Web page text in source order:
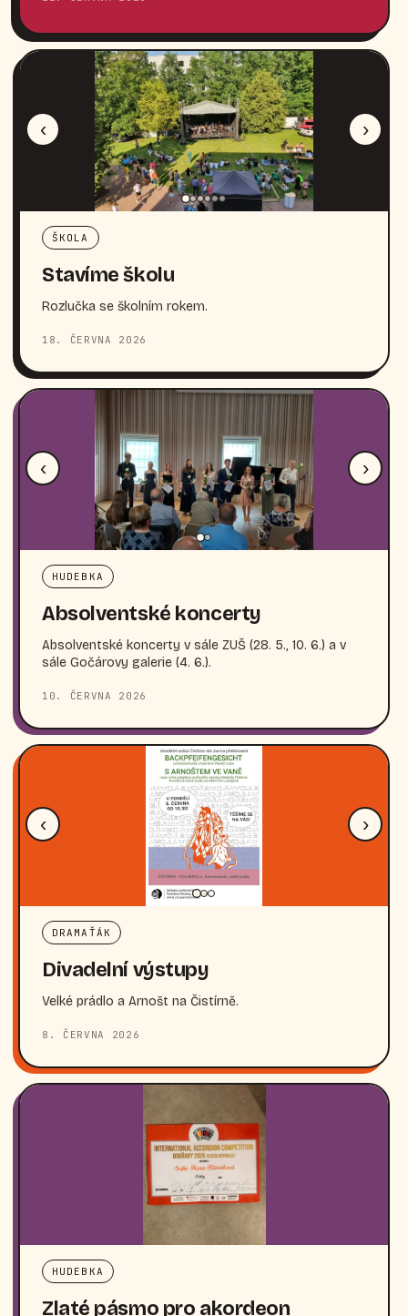
‹ ›
ŠKOLA
Stavíme školu
Rozlučka se školním rokem.
18. ČERVNA 2026
‹ ›
HUDEBKA
Absolventské koncerty
Absolventské koncerty v sále ZUŠ (28. 5., 10. 6.) a v
sále Gočárovy galerie (4. 6.).
10. ČERVNA 2026
‹ ›
DRAMAŤÁK
Divadelní výstupy
Velké prádlo a Arnošt na Čistírně.
8. ČERVNA 2026
HUDEBKA
Zlaté pásmo pro akordeon